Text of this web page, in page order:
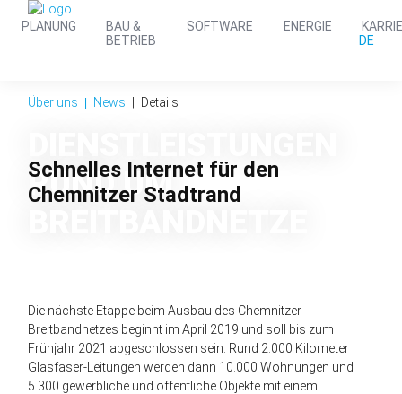
DE
PLANUNG
BAU &
BETRIEB
SOFTWARE ENERGIE
RUND UM
Über uns News Details
Schnelles Internet für den
Chemnitzer Stadtrand
Die nächste Etappe beim Ausbau des Chemnitzer
Breitbandnetzes beginnt im April 2019 und soll bis zum
Frühjahr 2021 abgeschlossen sein. Rund 2.000 Kilometer
Glasfaser-Leitungen werden dann 10.000 Wohnungen und
5.300 gewerbliche und öffentliche Objekte mit einem